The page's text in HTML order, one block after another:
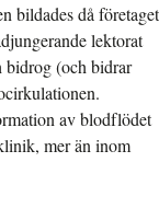
bildades då företaget
lektorat
(och bidrar
av blodflödet
mer än inom